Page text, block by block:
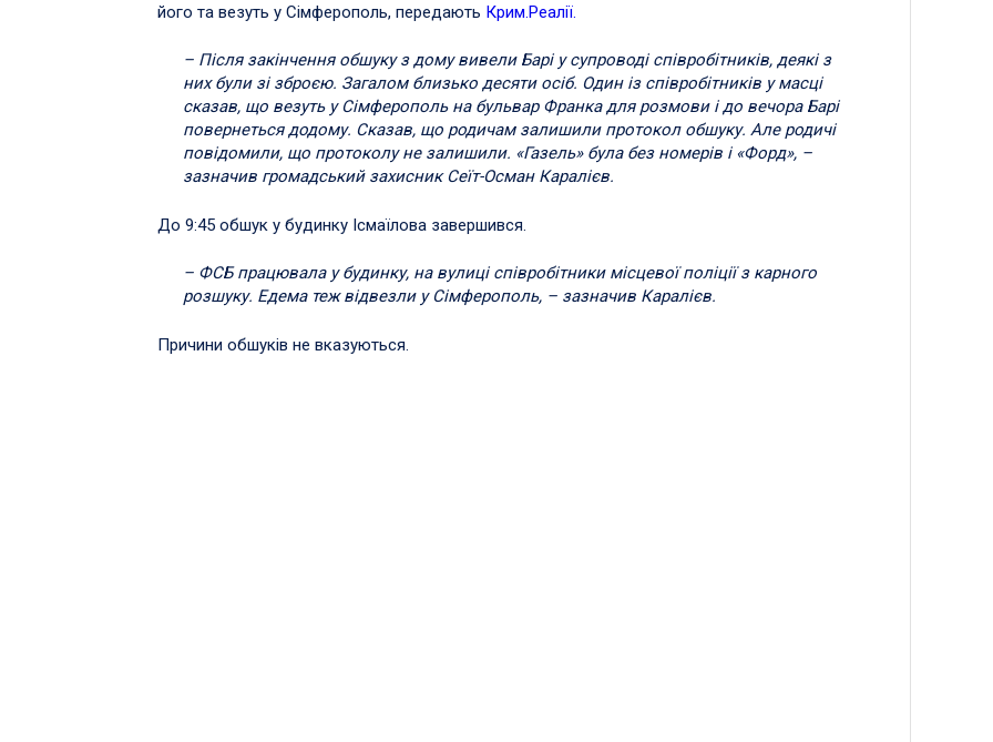
його та везуть у Сімферополь, передають Крим.Реалії.
– Після закінчення обшуку з дому вивели Барі у супроводі співробітників, деякі з
них були зі зброєю. Загалом близько десяти осіб. Один із співробітників у масці
сказав, що везуть у Сімферополь на бульвар Франка для розмови і до вечора Барі
повернеться додому. Сказав, що родичам залишили протокол обшуку. Але родичі
повідомили, що протоколу не залишили. «Газель» була без номерів і «Форд», –
зазначив громадський захисник Сеїт-Осман Каралієв.
До 9:45 обшук у будинку Ісмаїлова завершився.
– ФСБ працювала у будинку, на вулиці співробітники місцевої поліції з карного
розшуку. Едема теж відвезли у Сімферополь, – зазначив Каралієв.
Причини обшуків не вказуються.